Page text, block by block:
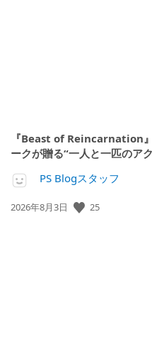
『Beast of Reincarnation
ークが贈る“一人と一匹のア
PS Blogスタッフ
公
2026年8月3日 25